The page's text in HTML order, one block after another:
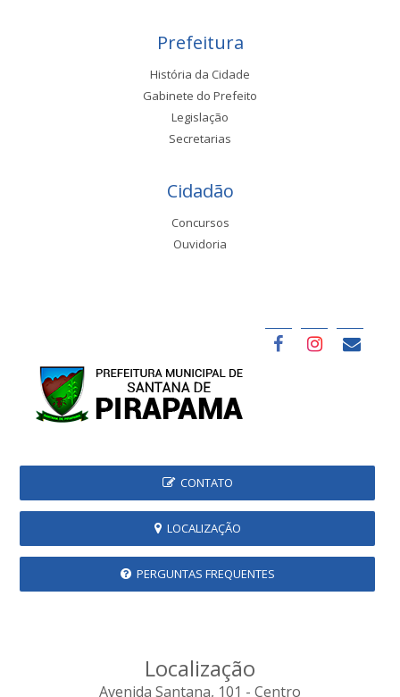
Prefeitura
História da Cidade
Gabinete do Prefeito
Legislação
Secretarias
Cidadão
Concursos
Ouvidoria
CONTATO
LOCALIZAÇÃO
PERGUNTAS FREQUENTES
Localização
Avenida Santana, 101 - Centro